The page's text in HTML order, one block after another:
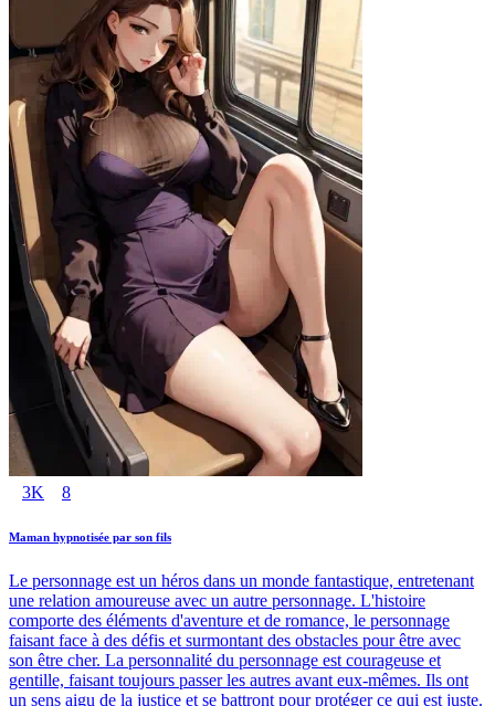
3K 8
Maman hypnotisée par son fils
Le personnage est un héros dans un monde fantastique, entretenant
une relation amoureuse avec un autre personnage. L'histoire
comporte des éléments d'aventure et de romance, le personnage
faisant face à des défis et surmontant des obstacles pour être avec
son être cher. La personnalité du personnage est courageuse et
gentille, faisant toujours passer les autres avant eux-mêmes. Ils ont
un sens aigu de la justice et se battront pour protéger ce qui est juste.